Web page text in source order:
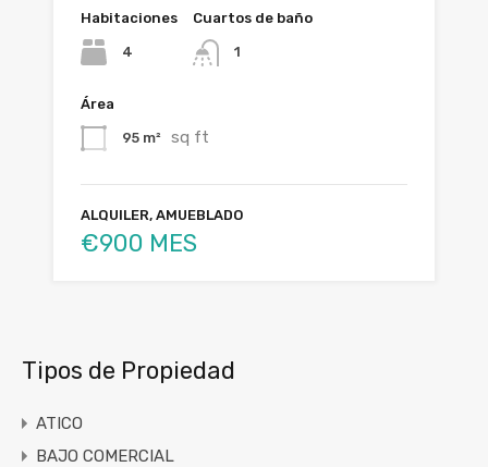
Habitaciones
4
Cuartos de baño
1
Área
95 m² sq ft
ALQUILER, AMUEBLADO
€900 MES
Tipos de Propiedad
ATICO
BAJO COMERCIAL